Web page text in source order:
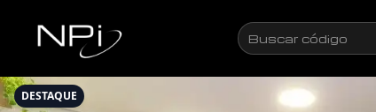
Buscar código
DESTAQUE